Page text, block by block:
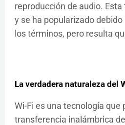
reproducción de audio.
y se ha popularizado
los términos, pero resulta
La verdadera naturaleza del
Wi-Fi es una tecnología que
transferencia inalámbrica